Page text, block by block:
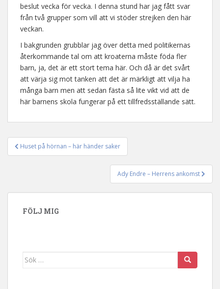
beslut vecka för vecka. I denna stund har jag fått svar
från två grupper som vill att vi stöder strejken den här
veckan.
I bakgrunden grubblar jag över detta med politikernas
återkommande tal om att kroaterna måste föda fler
barn, ja, det är ett stort tema här. Och då är det svårt
att värja sig mot tanken att det är märkligt att vilja ha
många barn men att sedan fästa så lite vikt vid att de
här barnens skola fungerar på ett tillfredsställande sätt.
Inläggsnavigering
Huset på hörnan – här händer saker
Ady Endre – Herrens ankomst
FÖLJ MIG
Sök efter: